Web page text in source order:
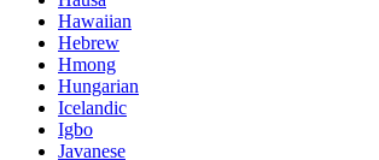
Hawaiian
Hebrew
Hmong
Hungarian
Icelandic
Igbo
Javanese